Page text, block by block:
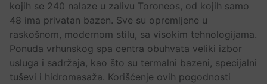
kojih se 240 nalaze u zalivu Toroneos, od kojih samo
48 ima privatan bazen. Sve su opremljene u
raskošnom, modernom stilu, sa visokim tehnologijama.
Ponuda vrhunskog spa centra obuhvata veliki izbor
usluga i sadržaja, kao što su termalni bazeni, specijalni
tuševi i hidromasaža. Korišćenje ovih pogodnosti